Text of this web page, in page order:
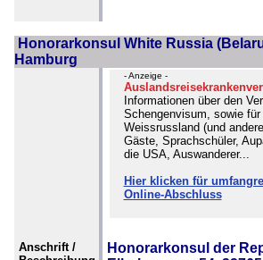
Honorarkonsul White Russia
Hamburg
- Anzeige -
Informationen über den
Schengenvisum, sowie
Weissrussland (und
Gäste, Sprachschüler,
die USA, Auswanderer...
Hier klicken für
Online-Abschluss
Anschrift /
Honorarkonsul der